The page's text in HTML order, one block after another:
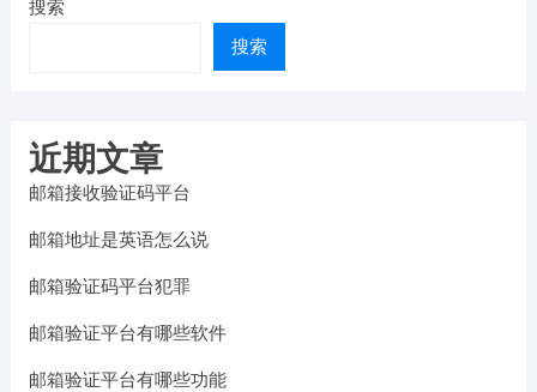
搜索
搜索
近期文章
邮箱接收验证码平台
邮箱地址是英语怎么说
邮箱验证码平台犯罪
邮箱验证平台有哪些软件
邮箱验证平台有哪些功能